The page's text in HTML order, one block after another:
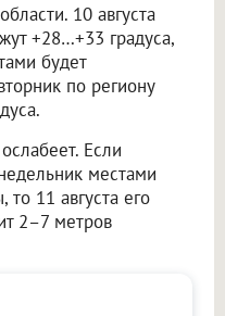
10 августа
+28…+33 градуса,
будет
по региону
Если
местами
11 августа его
2–7 метров